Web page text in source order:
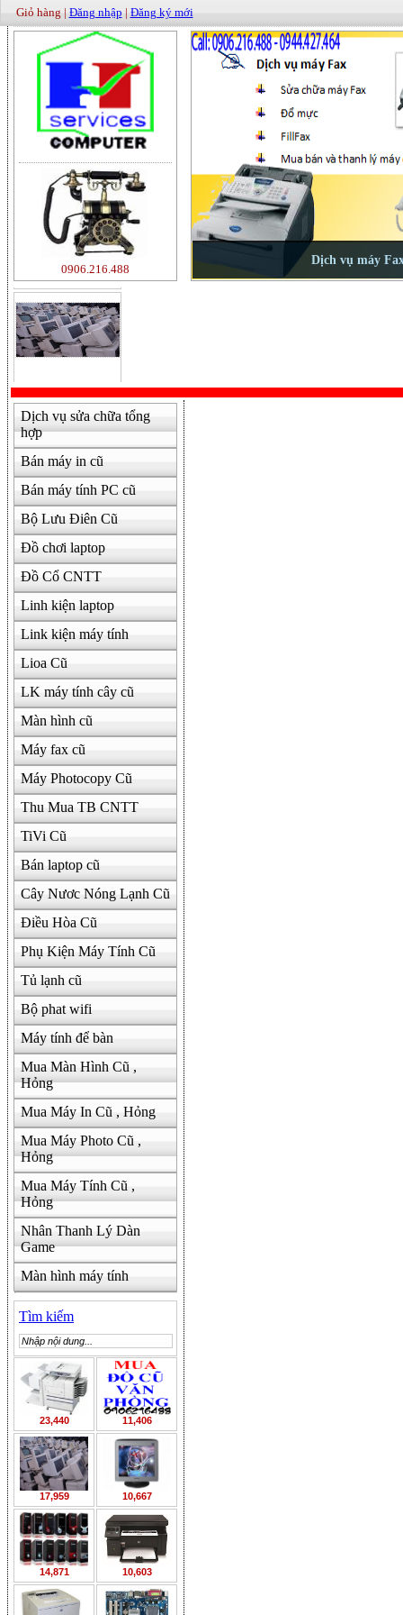
Giỏ hàng | Đăng nhập | Đăng ký mới
0906.216.488
500000
Dịch vụ sửa chữa tổng
hợp
Bán máy in cũ
Bán máy tính PC cũ
Bộ Lưu Điên Cũ
Đồ chơi laptop
Đồ Cổ CNTT
Linh kiện laptop
Link kiện máy tính
Lioa Cũ
LK máy tính cây cũ
Màn hình cũ
Máy fax cũ
Máy Photocopy Cũ
Thu Mua TB CNTT
TiVi Cũ
Bán laptop cũ
Cây Nươc Nóng Lạnh Cũ
Điều Hòa Cũ
Phụ Kiện Máy Tính Cũ
Tủ lạnh cũ
Bộ phat wifi
Máy tính để bàn
Mua Màn Hình Cũ ,
Hỏng
Mua Máy In Cũ , Hỏng
Mua Máy Photo Cũ ,
Hỏng
Mua Máy Tính Cũ ,
Hỏng
Nhân Thanh Lý Dàn
Game
Màn hình máy tính
Tìm kiếm
23,440 11,406
17,959 10,667
14,871 10,603